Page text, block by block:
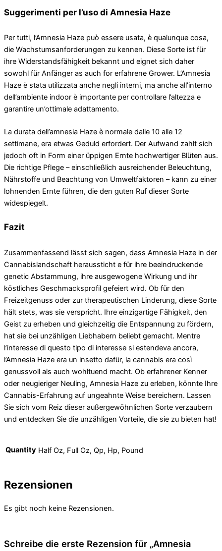
Suggerimenti per l’uso di Amnesia Haze
Per tutti, l’Amnesia Haze può essere usata, è qualunque cosa,
die Wachstumsanforderungen zu kennen. Diese Sorte ist für
ihre Widerstandsfähigkeit bekannt und eignet sich daher
sowohl für Anfänger as auch for erfahrene Grower. L’Amnesia
Haze è stata utilizzata anche negli interni, ma anche all’interno
dell’ambiente indoor è importante per controllare l’altezza e
garantire un’ottimale adattamento.
La durata dell’amnesia Haze è normale dalle 10 alle 12
settimane, era etwas Geduld erfordert. Der Aufwand zahlt sich
jedoch oft in Form einer üppigen Ernte hochwertiger Blüten aus.
Die richtige Pflege – einschließlich ausreichender Beleuchtung,
Nährstoffe und Beachtung von Umweltfaktoren – kann zu einer
lohnenden Ernte führen, die den guten Ruf dieser Sorte
widespiegelt.
Fazit
Zusammenfassend lässt sich sagen, dass Amnesia Haze in der
Cannabislandschaft heraussticht e für ihre beeindruckende
genetic Abstammung, ihre ausgewogene Wirkung und ihr
köstliches Geschmacksprofil gefeiert wird. Ob für den
Freizeitgenuss oder zur therapeutischen Linderung, diese Sorte
hält stets, was sie verspricht. Ihre einzigartige Fähigkeit, den
Geist zu erheben und gleichzeitig die Entspannung zu fördern,
hat sie bei unzähligen Liebhabern beliebt gemacht. Mentre
l’interesse di questo tipo di interesse si estendeva ancora,
l’Amnesia Haze era un insetto dafür, la cannabis era così
genussvoll als auch wohltuend macht. Ob erfahrener Kenner
oder neugieriger Neuling, Amnesia Haze zu erleben, könnte Ihre
Cannabis-Erfahrung auf ungeahnte Weise bereichern. Lassen
Sie sich vom Reiz dieser außergewöhnlichen Sorte verzaubern
und entdecken Sie die unzähligen Vorteile, die sie zu bieten hat!
Quantity Half Oz, Full Oz, Qp, Hp, Pound
Rezensionen
Es gibt noch keine Rezensionen.
Schreibe die erste Rezension für „Amnesia